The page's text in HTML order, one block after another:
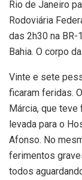
Rio de Janeiro
Rodoviária
das 2h30 na
Bahia. O corpo
Vinte e sete
ficaram feridas.
Márcia, que
levada para o
Afonso. No
ferimentos
todos